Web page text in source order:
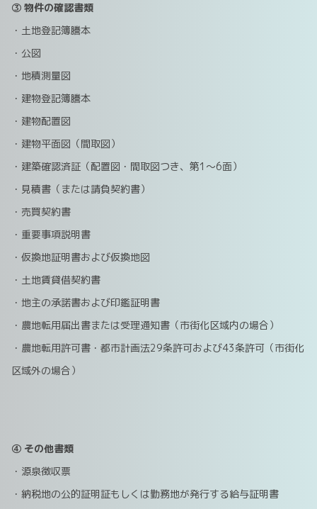
③ 物件の確認書類
・土地登記簿謄本
・公図
・地積測量図
・建物登記簿謄本
・建物配置図
・建物平面図（間取図）
・建築確認済証（配置図・間取図つき、第1～6面）
・見積書（または請負契約書）
・売買契約書
・重要事項説明書
・仮換地証明書および仮換地図
・土地賃貸借契約書
・地主の承諾書および印鑑証明書
・農地転用届出書または受理通知書（市街化区域内の場合）
・農地転用許可書・都市計画法29条許可および43条許可（市街化
区域外の場合）
④ その他書類
・源泉徴収票
・納税地の公的証明証もしくは勤務地が発行する給与証明書